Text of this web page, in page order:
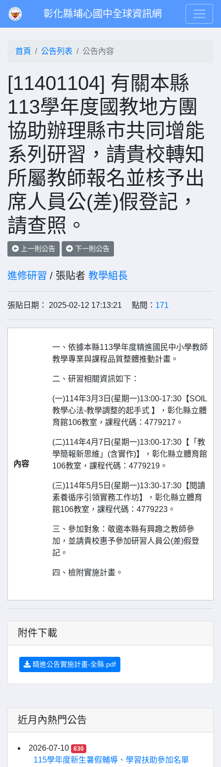
彰化縣埔心國中全球資訊網
首頁 公告列表 公告內容
[11401104] 有關本縣
113學年度國教地方團
協助辦理縣市共同增能
系列研習，請貴校轉知
所屬教師報名並核予出
席⼈員公(差)假登記，
請查照。
上一則公告 下一則公告
進修研習 / 張貼者 教學組長
張貼日期： 2025-02-12 17:13:21 點閱： 171
內容
一、依據本縣113學年度精進國民中小學教師
教學專業與課程品質整體推動計畫。
二、研習相關資訊如下：
(一)114年3月3日(星期一)13:00-17:30【SOIL
教學心法-教學調整的起手式 】，彰化縣立體
育館106教室，課程代碼：4779217。
(二)114年4月7日(星期一)13:00-17:30【「教
學簡報新思維」(含實作)】，彰化縣立體育館
106教室，課程代碼：4779219。
(三)114年5月5日(星期一)13:30-17:30【閱讀
素養循序引領實務工作坊】，彰化縣立體育
館106教室，課程代碼：4779223。
三、參加對象：敬邀本縣有興趣之教師參
加，並請貴校惠予參加研習人員公(差)假登
記。
四、檢附實施計畫。
附件下載
精進公告實施計畫-全縣.pdf
近月內熱門公告
2026-07-10 630
115學年度新生暑假輔導、學習扶助參加名單